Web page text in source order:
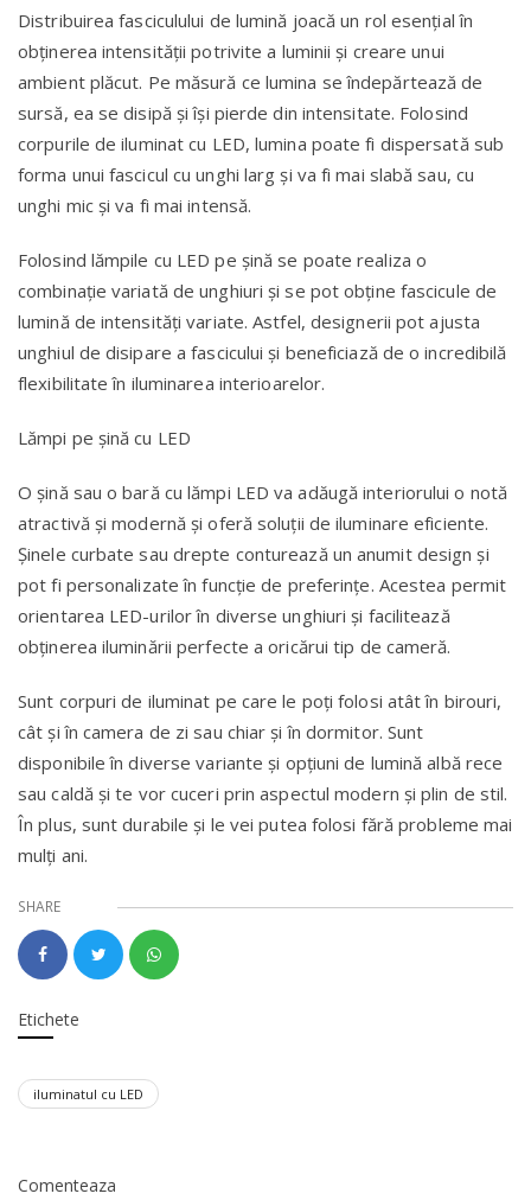
Distribuirea fasciculului de lumină joacă un rol esenţial în
obţinerea intensităţii potrivite a luminii şi creare unui
ambient plăcut. Pe măsură ce lumina se îndepărtează de
sursă, ea se disipă şi îşi pierde din intensitate. Folosind
corpurile de iluminat cu LED, lumina poate fi dispersată sub
forma unui fascicul cu unghi larg şi va fi mai slabă sau, cu
unghi mic şi va fi mai intensă.
Folosind lămpile cu LED pe şină se poate realiza o
combinaţie variată de unghiuri şi se pot obţine fascicule de
lumină de intensităţi variate. Astfel, designerii pot ajusta
unghiul de disipare a fascicului şi beneficiază de o incredibilă
flexibilitate în iluminarea interioarelor.
Lămpi pe şină cu LED
O şină sau o bară cu lămpi LED va adăugă interiorului o notă
atractivă şi modernă şi oferă soluţii de iluminare eficiente.
Şinele curbate sau drepte conturează un anumit design şi
pot fi personalizate în funcţie de preferinţe. Acestea permit
orientarea LED-urilor în diverse unghiuri şi facilitează
obţinerea iluminării perfecte a oricărui tip de cameră.
Sunt corpuri de iluminat pe care le poţi folosi atât în birouri,
cât şi în camera de zi sau chiar şi în dormitor. Sunt
disponibile în diverse variante şi opţiuni de lumină albă rece
sau caldă şi te vor cuceri prin aspectul modern şi plin de stil.
În plus, sunt durabile şi le vei putea folosi fără probleme mai
mulţi ani.
SHARE
Etichete
iluminatul cu LED
Comenteaza